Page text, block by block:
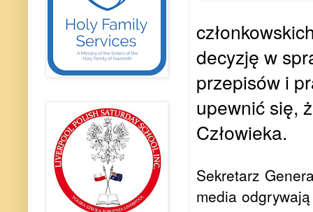
decyzję w
przepisów i
upewnić się,
Człowieka.
Sekretarz
media